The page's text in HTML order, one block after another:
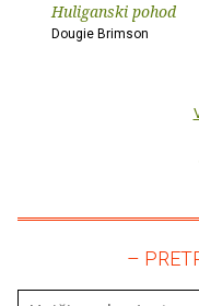
Huliganski pohod
Dougie Brimson
–